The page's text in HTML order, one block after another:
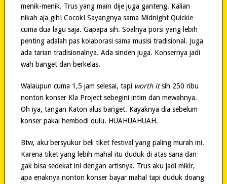
menik-menik. Trus yang main dije juga ganteng. Kalian
nikah aja gih! Cocok! Sayangnya sama Midnight Quickie
cuma dua lagu saja. Gapapa sih. Soalnya porsi yang lebih
penting adalah pas kolaborasi sama musisi tradisional. Juga
ada tarian tradisionalnya. Ada sinden juga. Konsernya jadi
wah banget dan berkelas.
Walaupun cuma 1,5 jam selesai, tapi worth itsih 250 ribu
nonton konser Kla Project sebegini intim dan mewahnya.
Oh iya, tangan Katon alus banget. Kayaknya dia sebelum
konser pakai hembodi dulu. HUAHUAHUAH.
Btw, aku bersyukur beli tiket festival yang paling murah ini.
Karena tiket yang lebih mahal itu duduk di atas sana dan
gak bisa sedekat ini dengan artisnya. Trus aku jadi mikir,
apa enaknya nonton konser bayar mahal tapi duduk doang